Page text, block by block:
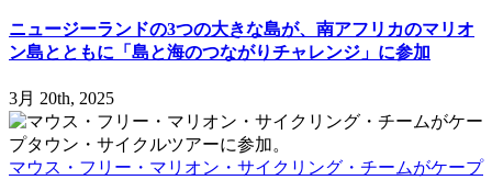
ニュージーランドの3つの大きな島が、南アフリカのマリオ
ン島とともに「島と海のつながりチャレンジ」に参加
3月 20th, 2025
マウス・フリー・マリオン・サイクリング・チームがケープ